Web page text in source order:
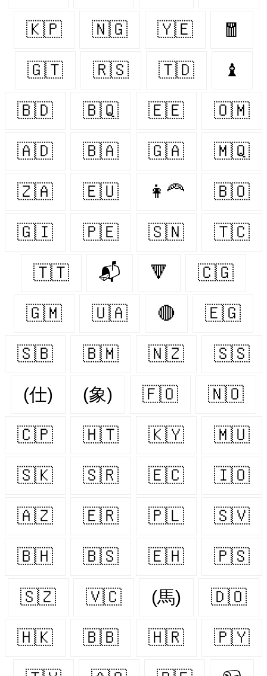
🇰🇵 🇳🇬 🇾🇪 🧧
🇬🇹 🇷🇸 🇹🇩 ♝
🇧🇩 🇧🇶 🇪🇪 🇴🇲
🇦🇩 🇧🇦 🇬🇦 🇲🇶
🇿🇦 🇪🇺 👩‍🦰 🇧🇴
🇬🇮 🇵🇪 🇸🇳 🇹🇨
🇹🇹 📬 🔻 🇨🇬
🇬🇲 🇺🇦 🔴 🇪🇬
🇸🇧 🇧🇲 🇳🇿 🇸🇸
(仕) (象) 🇫🇴 🇳🇴
🇨🇵 🇭🇹 🇰🇾 🇲🇺
🇸🇰 🇸🇷 🇪🇨 🇮🇴
🇦🇿 🇪🇷 🇵🇱 🇸🇻
🇧🇭 🇧🇸 🇪🇭 🇵🇸
🇸🇿 🇻🇨 (馬) 🇩🇴
🇭🇰 🇧🇧 🇭🇷 🇵🇾